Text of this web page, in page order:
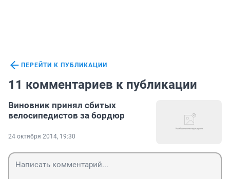
ПЕРЕЙТИ К ПУБЛИКАЦИИ
11 комментариев к публикации
Виновник принял сбитых
велосипедистов за бордюр
24 октября 2014, 19:30